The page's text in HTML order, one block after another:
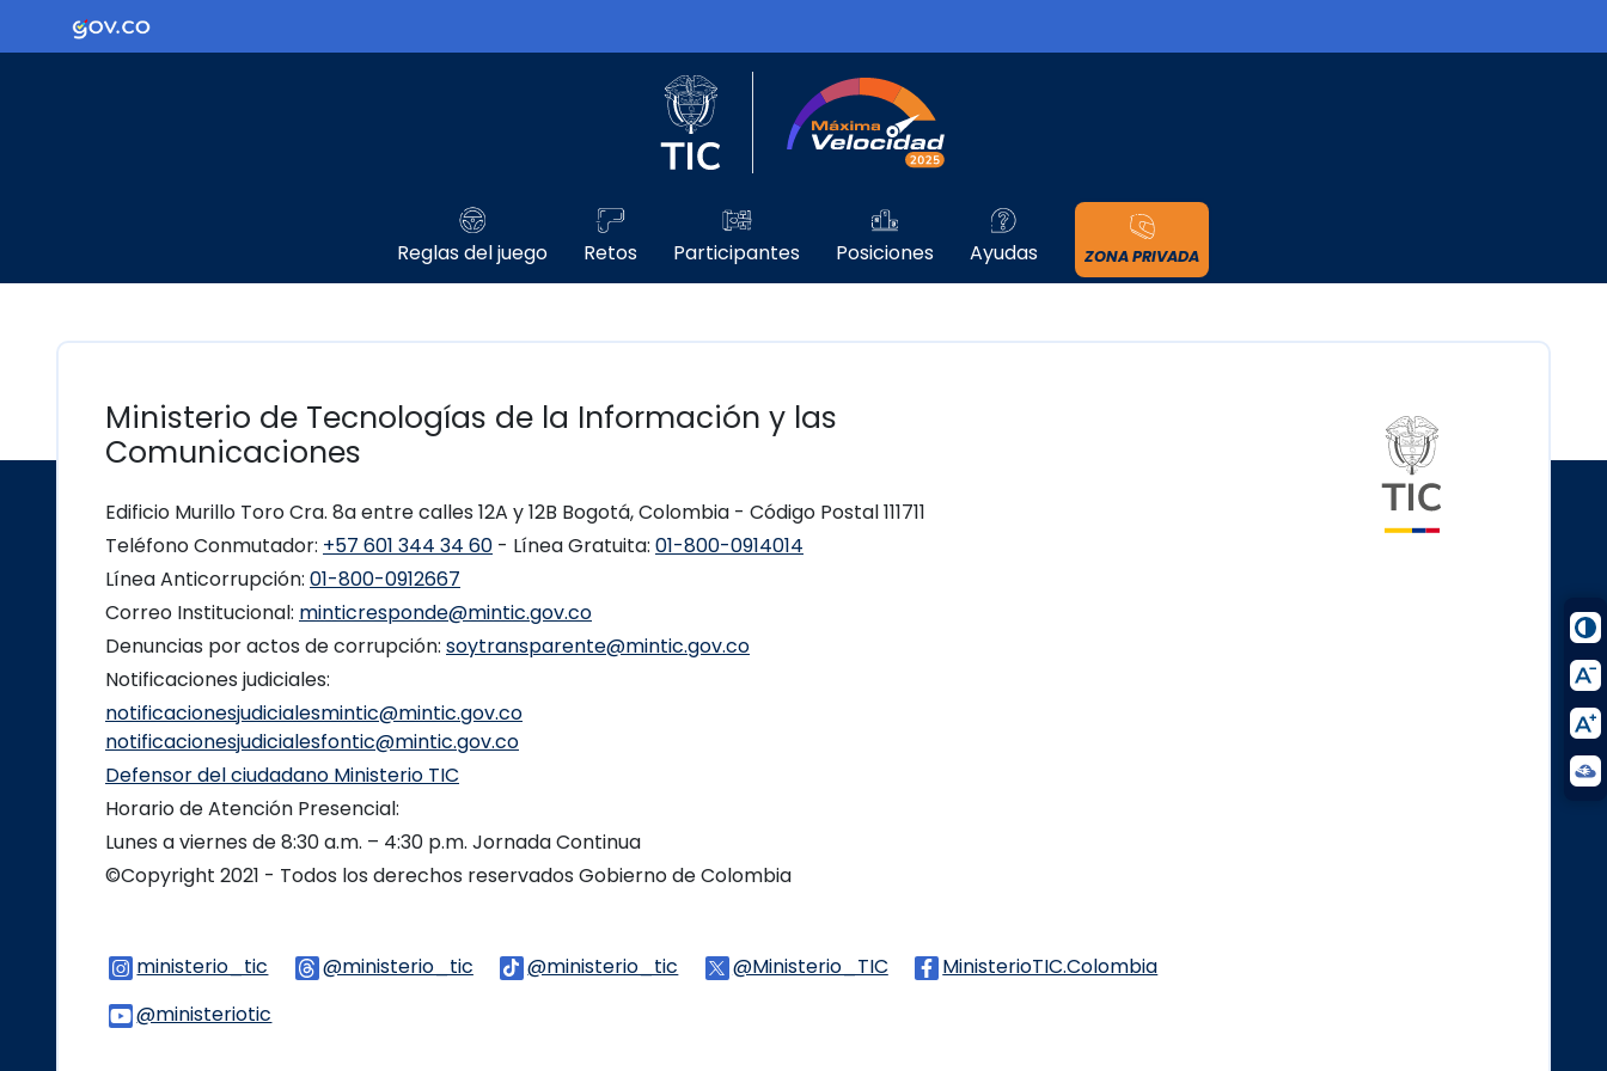
Ir al contenido principalLogo Gobierno de Colombia
Logo del Ministerio TIC
Reglas del juego Retos Participantes Posiciones Ayudas ZONA PRIVADA
Ministerio de Tecnologías de la Información y las
Comunicaciones
Edificio Murillo Toro Cra. 8a entre calles 12A y 12B Bogotá, Colombia - Código Postal 111711
Teléfono Conmutador: +57 601 344 34 60 - Línea Gratuita: 01-800-0914014
Línea Anticorrupción: 01-800-0912667
Correo Institucional: minticresponde@mintic.gov.co
Denuncias por actos de corrupción: soytransparente@mintic.gov.co
Notificaciones judiciales:
notificacionesjudicialesmintic@mintic.gov.co
notificacionesjudicialesfontic@mintic.gov.co
Defensor del ciudadano Ministerio TIC
Horario de Atención Presencial:
Lunes a viernes de 8:30 a.m. – 4:30 p.m. Jornada Continua
©Copyright 2021 - Todos los derechos reservados Gobierno de Colombia
ministerio_tic Logo Instagram
@ministerio_tic Logo Threads
@ministerio_tic Logo Tiktok
@Ministerio_TIC Logo Twitter
MinisterioTIC.Colombia
@ministeriotic